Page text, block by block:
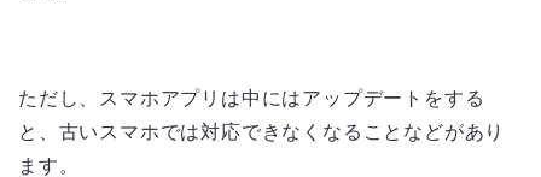
ただし、スマホアプリは中にはアップデートをする
と、古いスマホでは対応できなくなることなどがあり
ます。